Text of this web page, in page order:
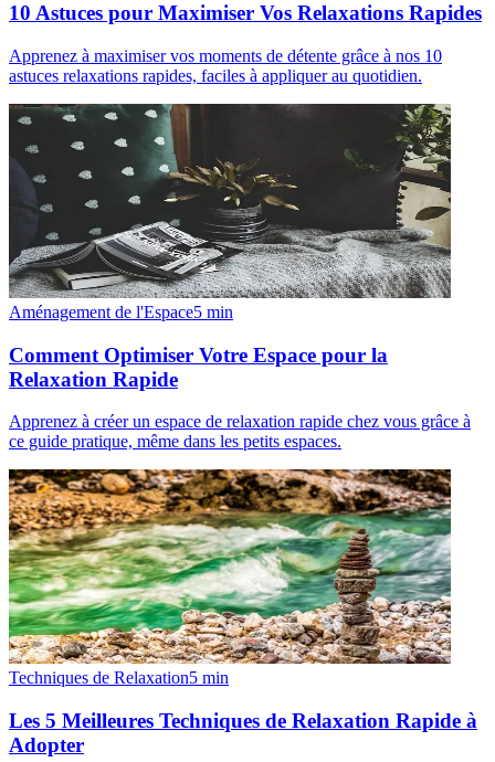
10 Astuces pour Maximiser Vos Relaxations Rapides
Apprenez à maximiser vos moments de détente grâce à nos 10
astuces relaxations rapides, faciles à appliquer au quotidien.
Aménagement de l'Espace5 min
Comment Optimiser Votre Espace pour la
Relaxation Rapide
Apprenez à créer un espace de relaxation rapide chez vous grâce à
ce guide pratique, même dans les petits espaces.
Techniques de Relaxation5 min
Les 5 Meilleures Techniques de Relaxation Rapide à
Adopter